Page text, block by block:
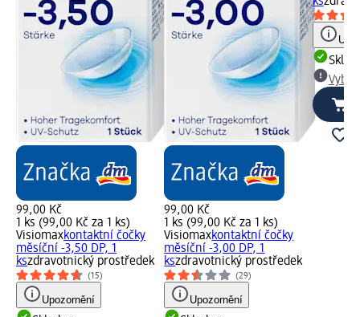
99,00 Kč
1 ks (99,00 Kč za 1 ks)
Visiomaxkontaktní čočky
měsíční -3,50 DP, 1
kszdravotnický prostředek
(15)
Upozornění
99,00 Kč
1 ks (99,00 Kč za 1 ks)
Visiomaxkontaktní čočky
měsíční -3,00 DP, 1
kszdravotnický prostředek
(29)
Upozornění